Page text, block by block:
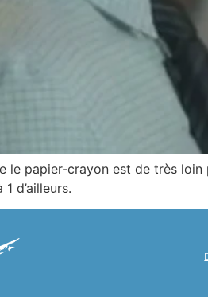
le papier-crayon est de très
d’ailleurs.